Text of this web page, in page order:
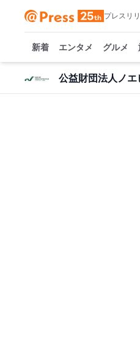
プレスリ
新着 エンタメ グルメ
公益財団法人ノエ